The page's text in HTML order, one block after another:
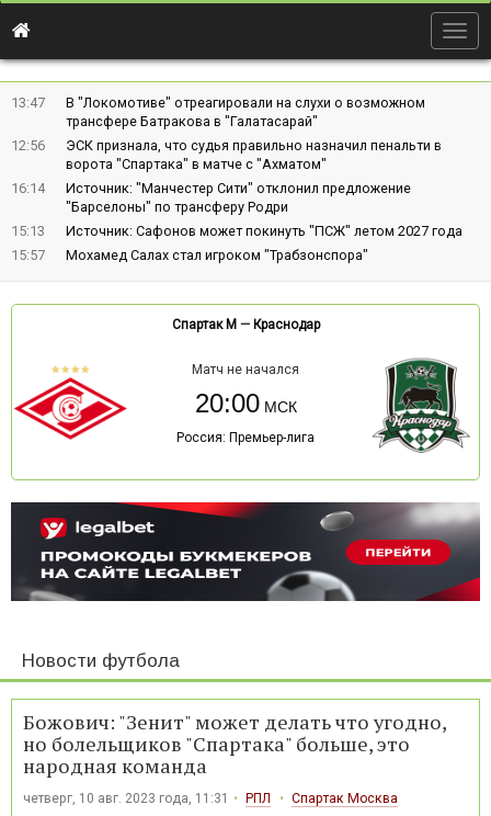
13:47
В "Локомотиве" отреагировали на слухи о возможном
трансфере Батракова в "Галатасарай"
12:56
ЭСК признала, что судья правильно назначил пенальти в
ворота "Спартака" в матче с "Ахматом"
16:14
Источник: "Манчестер Сити" отклонил предложение
"Барселоны" по трансферу Родри
15:13
Источник: Сафонов может покинуть "ПСЖ" летом 2027 года
15:57
Мохамед Салах стал игроком "Трабзонспора"
Спартак М — Краснодар
Матч не начался
20:00
Россия: Премьер-лига
Новости футбола
Божович: "Зенит" может делать что угодно,
но болельщиков "Спартака" больше, это
народная команда
четверг, 10 авг. 2023 года, 11:31 РПЛ Спартак Москва